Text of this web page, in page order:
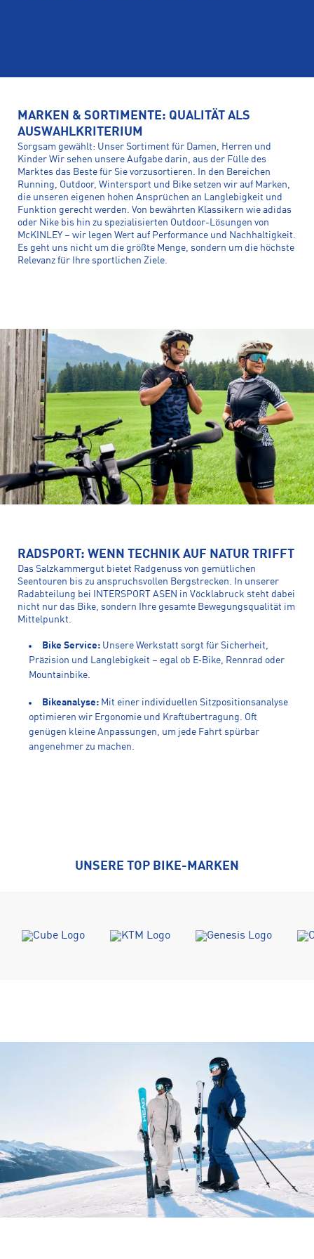
MARKEN & SORTIMENTE: QUALITÄT ALS
AUSWAHLKRITERIUM
Sorgsam gewählt: Unser Sortiment für Damen, Herren und
Kinder Wir sehen unsere Aufgabe darin, aus der Fülle des
Marktes das Beste für Sie vorzusortieren. In den Bereichen
Running, Outdoor, Wintersport und Bike setzen wir auf Marken,
die unseren eigenen hohen Ansprüchen an Langlebigkeit und
Funktion gerecht werden. Von bewährten Klassikern wie adidas
oder Nike bis hin zu spezialisierten Outdoor-Lösungen von
McKINLEY – wir legen Wert auf Performance und Nachhaltigkeit.
Es geht uns nicht um die größte Menge, sondern um die höchste
Relevanz für Ihre sportlichen Ziele.
RADSPORT: WENN TECHNIK AUF NATUR TRIFFT
Das Salzkammergut bietet Radgenuss von gemütlichen
Seentouren bis zu anspruchsvollen Bergstrecken. In unserer
Radabteilung bei INTERSPORT ASEN in Vöcklabruck steht dabei
nicht nur das Bike, sondern Ihre gesamte Bewegungsqualität im
Mittelpunkt.
Bike Service: Unsere Werkstatt sorgt für Sicherheit,
Präzision und Langlebigkeit – egal ob E‑Bike, Rennrad oder
Mountainbike.
Bikeanalyse: Mit einer individuellen Sitzpositionsanalyse
optimieren wir Ergonomie und Kraftübertragung. Oft
genügen kleine Anpassungen, um jede Fahrt spürbar
angenehmer zu machen.
UNSERE TOP BIKE-MARKEN